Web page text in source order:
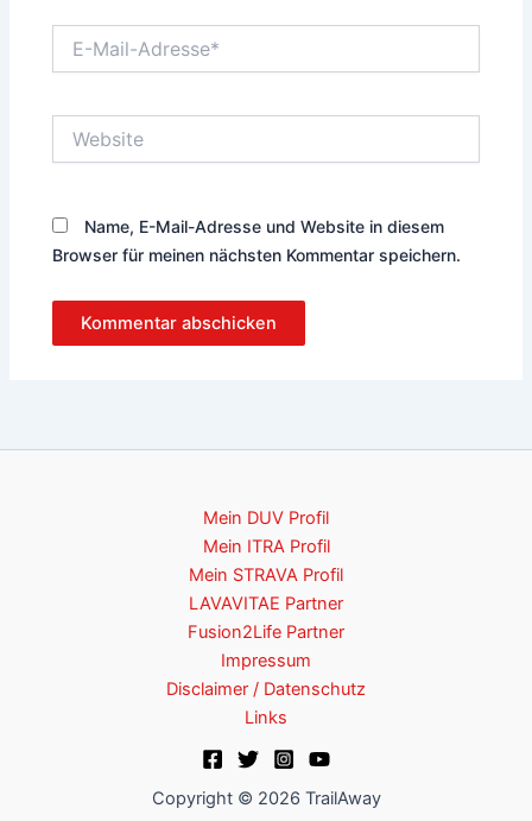
Mail-
Name, E-Mail-Adresse und Website in diesem
Browser für meinen nächsten Kommentar speichern.
Mein DUV Profil
Mein ITRA Profil
Mein STRAVA Profil
LAVAVITAE Partner
Fusion2Life Partner
Impressum
Disclaimer / Datenschutz
Links
Copyright © 2026 TrailAway